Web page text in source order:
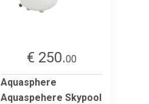
€ 250.00
Aquasphere
Aquaspehere Skypool